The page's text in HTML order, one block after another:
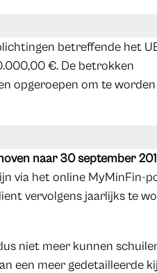
betreffende het
€. De betrokken
opgeroepen om te worden
naar 30 september
via het online MyMinFin-
vervolgens jaarlijks te
niet meer kunnen
een meer gedetailleerde